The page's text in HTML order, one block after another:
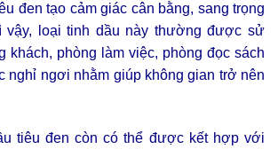
đen tạo cảm giác cân bằng, sang trọng
vậy, loại tinh dầu này thường được sử
khách, phòng làm việc, phòng đọc sách
nghỉ ngơi nhằm giúp không gian trở nên
tiêu đen còn có thể được kết hợp với